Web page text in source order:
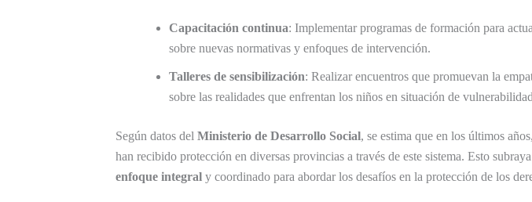
Capacitación continua: Implementar programas de formación para
sobre nuevas normativas y enfoques de intervención.
Talleres de sensibilización: Realizar encuentros que promuevan la
sobre las realidades que enfrentan los niños en situación de
Según datos del Ministerio de Desarrollo Social, se estima que en los últimos
han recibido protección en diversas provincias a través de este sistema. Esto
enfoque integral y coordinado para abordar los desafíos en la protección de los